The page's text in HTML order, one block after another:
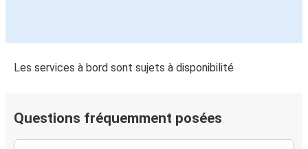
Les services à bord sont sujets à disponibilité
Questions fréquemment posées